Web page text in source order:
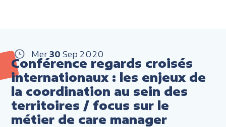
Mer 30 Sep 2020
Conférence regards croisés
internationaux : les enjeux de
la coordination au sein des
territoires / focus sur le
métier de care manager